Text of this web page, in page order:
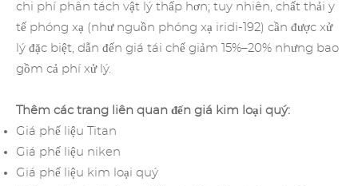
chi phí phân tách vật lý thấp hơn; tuy nhiên, chất thải y
tế phóng xạ (như nguồn phóng xạ iridi-192) cần được xử
lý đặc biệt, dẫn đến giá tái chế giảm 15%–20% nhưng bao
gồm cả phí xử lý.
Thêm các trang liên quan đến giá kim loại quý:
Giá phế liệu Titan
Giá phế liệu niken
Giá phế liệu kim loại quý